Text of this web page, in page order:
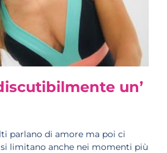
un’
parlano di amore ma poi ci
limitano anche nei momenti più